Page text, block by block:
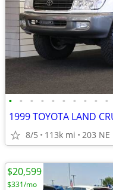
• • • • • • • • • •
8/5 113k mi 203
$20,599
$331/mo